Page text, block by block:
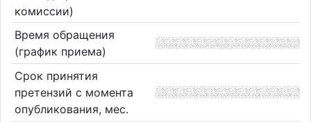
комиссии)
Время обращения
(график приема)
Срок принятия
претензий с момента
опубликования, мес.